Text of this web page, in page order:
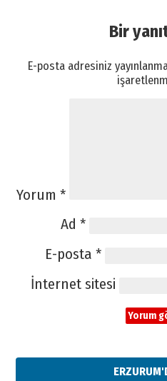
Bir
E-posta adresiniz
Yorum *
Ad *
E-posta *
İnternet sitesi